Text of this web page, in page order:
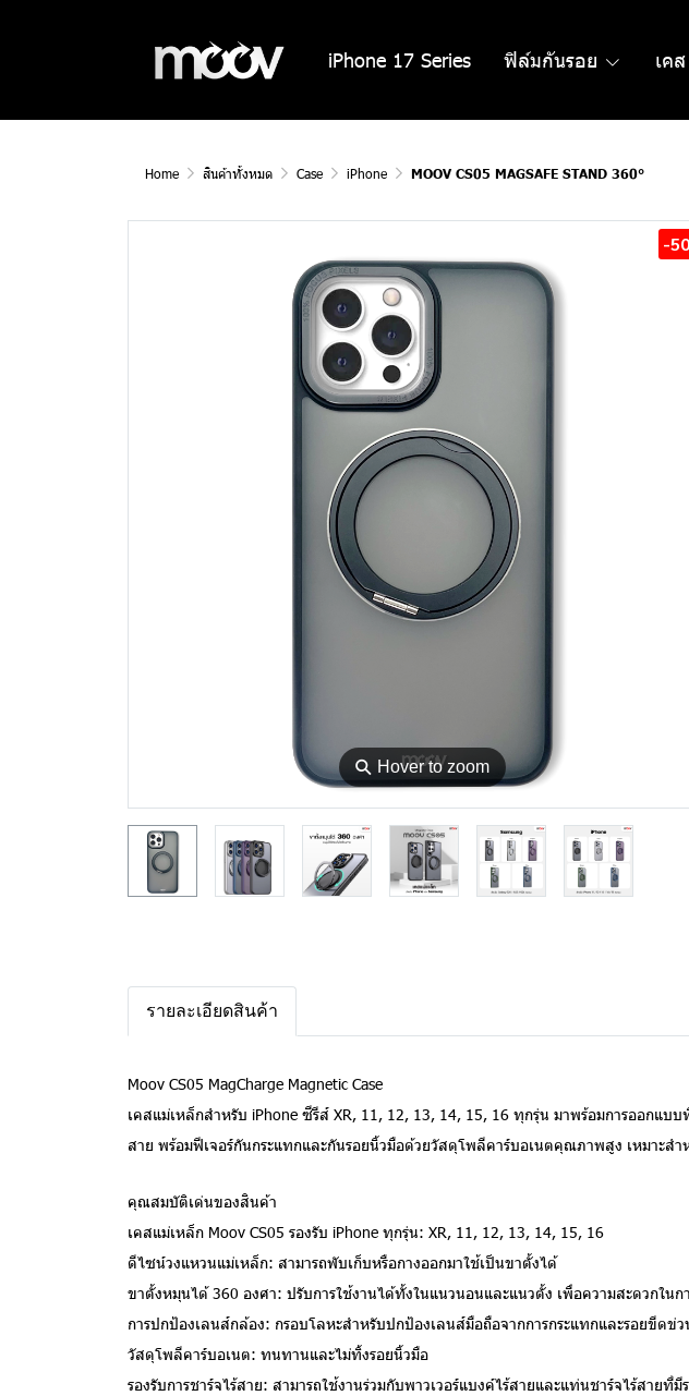
iPhone 17 Series ฟิล์มกันรอย เคส
Home สินค้าทั้งหมด Case iPhone MOOV CS05 MAGSAFE STAND 360°
⚲ Hover to zoom
-
รายละเอียดสินค้า
Moov CS05 MagCharge Magnetic Case
เคสแม่เหล็กสำหรับ iPhone ซีรีส์ XR, 11, 12, 13, 14, 15, 16 ทุกรุ่น มาพร้อมการออกแบ
สาย พร้อมฟีเจอร์กันกระแทกและกันรอยนิ้วมือด้วยวัสดุโพลีคาร์บอเนตคุณภาพสูง เหมาะ
คุณสมบัติเด่นของสินค้า
เคสแม่เหล็ก Moov CS05 รองรับ iPhone ทุกรุ่น: XR, 11, 12, 13, 14, 15, 16
ดีไซน์วงแหวนแม่เหล็ก: สามารถพับเก็บหรือกางออกมาใช้เป็นขาตั้งได้
ขาตั้งหมุนได้ 360 องศา: ปรับการใช้งานได้ทั้งในแนวนอนและแนวตั้ง เพื่อความสะดวกในก
การปกป้องเลนส์กล้อง: กรอบโลหะสำหรับปกป้องเลนส์มือถือจากการกระแทกและรอยขีดข่ว
วัสดุโพลีคาร์บอเนต: ทนทานและไม่ทิ้งรอยนิ้วมือ
รองรับการชาร์จไร้สาย: สามารถใช้งานร่วมกับพาวเวอร์แบงค์ไร้สายและแท่นชาร์จไร้สายที่มี